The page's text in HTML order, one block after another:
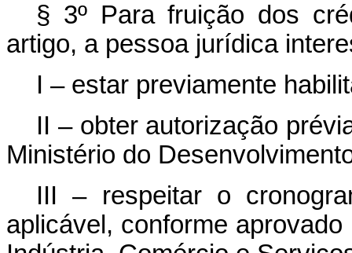
§ 3º Para fruição dos
artigo, a pessoa jurídica
I – estar previamente
II – obter autorização
Ministério do
III – respeitar o
aplicável, conforme